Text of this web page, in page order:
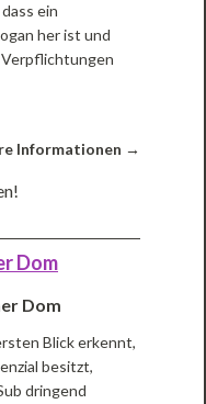
ein
her ist und
Verpflichtungen
Informationen →
Dom
Blick erkennt,
besitzt,
dringend